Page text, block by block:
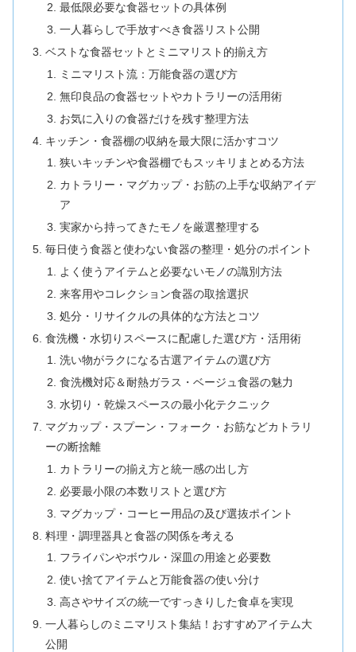
最低限必要な食器セットの具体例
一人暮らしで手放すべき食器リスト公開
ベストな食器セットとミニマリスト的揃え方
ミニマリスト流：万能食器の選び方
無印良品の食器セットやカトラリーの活用術
お気に入りの食器だけを残す整理方法
キッチン・食器棚の収納を最大限に活かすコツ
狭いキッチンや食器棚でもスッキリまとめる方法
カトラリー・マグカップ・お筋の上手な収納アイデ
ア
実家から持ってきたモノを厳選整理する
毎日使う食器と使わない食器の整理・処分のポイント
よく使うアイテムと必要ないモノの識別方法
来客用やコレクション食器の取捨選択
処分・リサイクルの具体的な方法とコツ
食洗機・水切りスペースに配慮した選び方・活用術
洗い物がラクになる古選アイテムの選び方
食洗機対応＆耐熱ガラス・ベージュ食器の魅力
水切り・乾燥スペースの最小化テクニック
マグカップ・スプーン・フォーク・お筋などカトラリ
ーの断捨離
カトラリーの揃え方と統一感の出し方
必要最小限の本数リストと選び方
マグカップ・コーヒー用品の及び選抜ポイント
料理・調理器具と食器の関係を考える
フライパンやボウル・深皿の用途と必要数
使い捨てアイテムと万能食器の使い分け
高さやサイズの統一ですっきりした食卓を実現
一人暮らしのミニマリスト集結！おすすめアイテム大
公開